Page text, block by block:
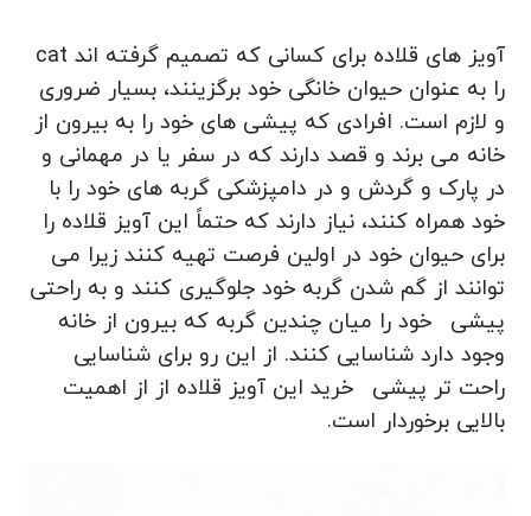
آویز های قلاده برای کسانی که تصمیم گرفته اند cat
را به عنوان حیوان خانگی خود برگزینند، بسیار ضروری
و لازم است. افرادی که پیشی های خود را به بیرون از
خانه می برند و قصد دارند که در سفر یا در مهمانی و
در پارک و گردش و در دامپزشکی گربه های خود را با
خود همراه کنند، نیاز دارند که حتماً این آویز قلاده را
برای حیوان خود در اولین فرصت تهیه کنند زیرا می
توانند از گم شدن گربه خود جلوگیری کنند و به راحتی
پیشی
خود را میان چندین گربه که بیرون از خانه
وجود دارد شناسایی کنند. از این رو برای شناسایی
راحت تر پیشی
خرید این آویز قلاده از از اهمیت
بالایی برخوردار است.